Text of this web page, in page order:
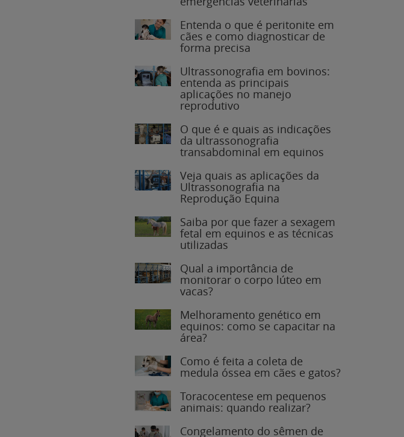
Entenda o que é peritonite em
cães e como diagnosticar de
forma precisa
Ultrassonografia em bovinos:
entenda as principais
aplicações no manejo
reprodutivo
O que é e quais as indicações
da ultrassonografia
transabdominal em equinos
Veja quais as aplicações da
Ultrassonografia na
Reprodução Equina
Saiba por que fazer a sexagem
fetal em equinos e as técnicas
utilizadas
Qual a importância de
monitorar o corpo lúteo em
vacas?
Melhoramento genético em
equinos: como se capacitar na
área?
Como é feita a coleta de
medula óssea em cães e gatos?
Toracocentese em pequenos
animais: quando realizar?
Congelamento do sêmen de